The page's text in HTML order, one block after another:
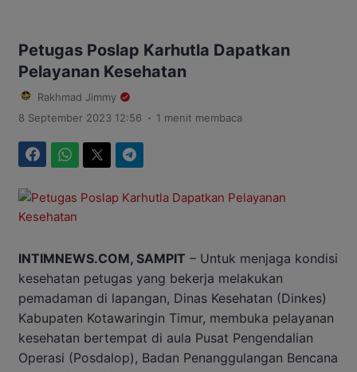
Petugas Poslap Karhutla Dapatkan
Pelayanan Kesehatan
Rakhmad Jimmy
8 September 2023 12:56 . 1 menit membaca
INTIMNEWS.COM, SAMPIT – Untuk menjaga kondisi
kesehatan petugas yang bekerja melakukan
pemadaman di lapangan, Dinas Kesehatan (Dinkes)
Kabupaten Kotawaringin Timur, membuka pelayanan
kesehatan bertempat di aula Pusat Pengendalian
Operasi (Posdalop), Badan Penanggulangan Bencana